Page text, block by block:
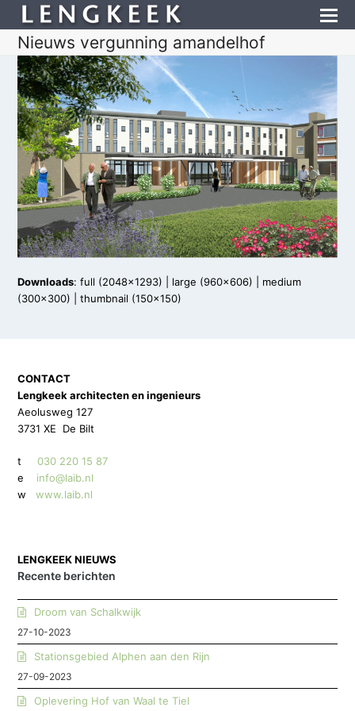
Nieuws vergunning amandelhof
Downloads:full (2048x1293) large (960x606)
medium
(300x300) |thumbnail (150x150)
CONTACT
Lengkeek architecten en ingenieurs
Aeolusweg 127
3731 XE De Bilt
t030 220 15 87
e info@laib.nl
w
www.laib.nl
LENGKEEK NIEUWS
Recente berichten
Droom van Schalkwijk
27-10-2023
Stationsgebied Alphen aan den Rijn
27-09-2023
Oplevering Hof van Waal te Tiel